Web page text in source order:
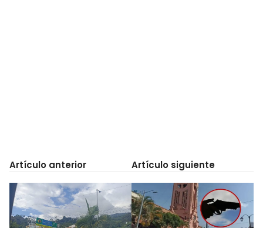
Artículo anterior Artículo siguiente